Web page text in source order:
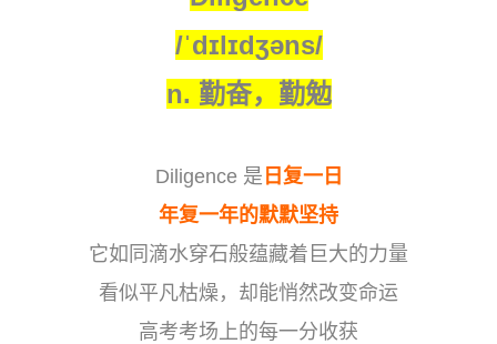
/ˈdɪlɪdʒəns/
n. 勤奋，勤勉
Diligence 是 日复一日
年复一年的默默坚持
它如同滴水穿石般蕴藏着巨大的力量
看似平凡枯燥，却能悄然改变命运
高考考场上的每一分收获